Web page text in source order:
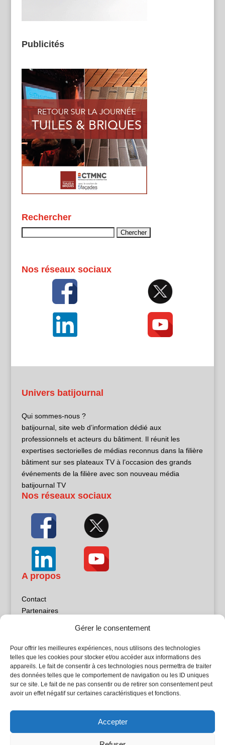
Gérer le consentement
Pour offrir les meilleures expériences, nous utilisons des technologies
telles que les cookies pour stocker et/ou accéder aux informations des
appareils. Le fait de consentir à ces technologies nous permettra de traiter
des données telles que le comportement de navigation ou les ID uniques
sur ce site. Le fait de ne pas consentir ou de retirer son consentement peut
avoir un effet négatif sur certaines caractéristiques et fonctions.
Accepter
Publicités
Rechercher
Nos réseaux sociaux
Univers batijournal
Qui sommes-nous ?
batijournal, site web d’information dédié aux
professionnels et acteurs du bâtiment. Il réunit les
expertises sectorielles de médias reconnus dans la filière
bâtiment sur ses plateaux TV à l’occasion des grands
événements de la filière avec son nouveau média
batijournal TV
Nos réseaux sociaux
A propos
Contact
Partenaires
Politique de confidentialité
Sites partenaires
5Façades
Atrium Patrimoine